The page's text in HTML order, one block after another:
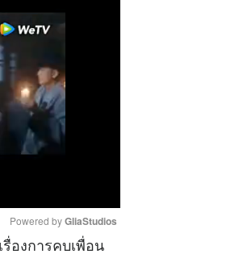
Powered by GliaStudios
องการคบเพื่อน